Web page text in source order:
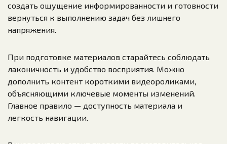
создать ощущение информированности и готовности
вернуться к выполнению задач без лишнего
напряжения.
При подготовке материалов старайтесь соблюдать
лаконичность и удобство восприятия. Можно
дополнить контент короткими видеороликами,
объясняющими ключевые моменты изменений.
Главное правило — доступность материала и
легкость навигации.